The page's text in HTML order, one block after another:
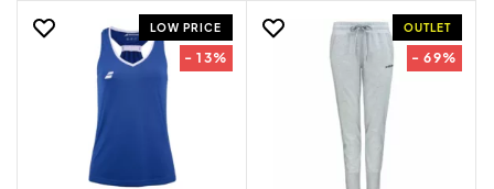
LOW PRICE
- 13%
OUTLET
- 69%